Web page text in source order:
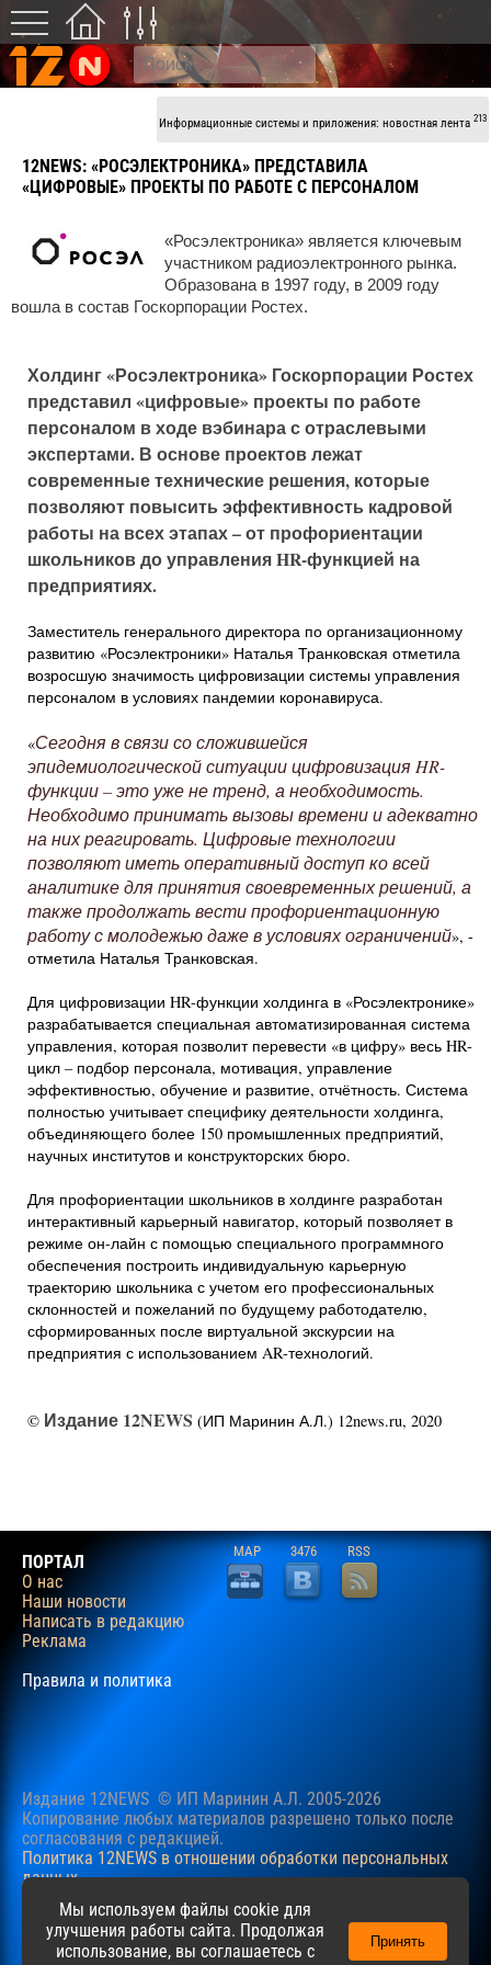
Информационные системы и приложения: новостная лента 213
12NEWS: «РОСЭЛЕКТРОНИКА» ПРЕДСТАВИЛА
«ЦИФРОВЫЕ» ПРОЕКТЫ ПО РАБОТЕ С ПЕРСОНАЛОМ
«Росэлектроника» является ключевым
участником радиоэлектронного рынка.
Образована в 1997 году, в 2009 году
вошла в состав Госкорпорации Ростех.
Холдинг «Росэлектроника» Госкорпорации Ростех
представил «цифровые» проекты по работе
персоналом в ходе вэбинара с отраслевыми
экспертами. В основе проектов лежат
современные технические решения, которые
позволяют повысить эффективность кадровой
работы на всех этапах – от профориентации
школьников до управления HR-функцией на
предприятиях.
Заместитель генерального директора по организационному
развитию «Росэлектроники» Наталья Транковская отметила
возросшую значимость цифровизации системы управления
персоналом в условиях пандемии коронавируса.
«Сегодня в связи со сложившейся
эпидемиологической ситуации цифровизация HR-
функции – это уже не тренд, а необходимость.
Необходимо принимать вызовы времени и адекватно
на них реагировать. Цифровые технологии
позволяют иметь оперативный доступ ко всей
аналитике для принятия своевременных решений, а
также продолжать вести профориентационную
работу с молодежью даже в условиях ограничений», -
отметила Наталья Транковская.
Для цифровизации HR-функции холдинга в «Росэлектронике»
разрабатывается специальная автоматизированная система
управления, которая позволит перевести «в цифру» весь HR-
цикл – подбор персонала, мотивация, управление
эффективностью, обучение и развитие, отчётность. Система
полностью учитывает специфику деятельности холдинга,
объединяющего более 150 промышленных предприятий,
научных институтов и конструкторских бюро.
Для профориентации школьников в холдинге разработан
интерактивный карьерный навигатор, который позволяет в
режиме он-лайн с помощью специального программного
обеспечения построить индивидуальную карьерную
траекторию школьника с учетом его профессиональных
склонностей и пожеланий по будущему работодателю,
сформированных после виртуальной экскурсии на
предприятия с использованием AR-технологий.
© Издание 12NEWS (ИП Маринин А.Л.) 12news.ru, 2020
ПОРТАЛ
О нас
Наши новости
Написать в редакцию
Реклама
Правила и политика
MAP 3476 RSS
Издание 12NEWS © ИП Маринин А.Л. 2005-2026
Копирование любых материалов разрешено только после
согласования c редакцией.
Политика 12NEWS в отношении обработки персональных
данных
Наш сайт использует файлы cookie для учучшения
пользовательского опыта. Продолжая просматривать сайт,
вы соглашаетесь с нашейПолитикойв отношении файлов
Мы используем файлы cookie для
улучшения работы сайта. Продолжая
использование, вы соглашаетесь с
Принять